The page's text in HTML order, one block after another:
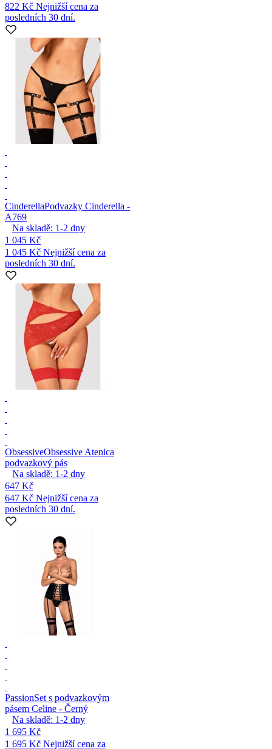
822 Kč Nejnižší cena za
posledních 30 dní.
CinderellaPodvazky Cinderella -
A769
Na skladě: 1-2 dny
1 045 Kč
1 045 Kč Nejnižší cena za
posledních 30 dní.
ObsessiveObsessive Atenica
podvazkový pás
Na skladě: 1-2 dny
647 Kč
647 Kč Nejnižší cena za
posledních 30 dní.
PassionSet s podvazkovým
pásem Celine - Černý
Na skladě: 1-2 dny
1 695 Kč
1 695 Kč Nejnižší cena za